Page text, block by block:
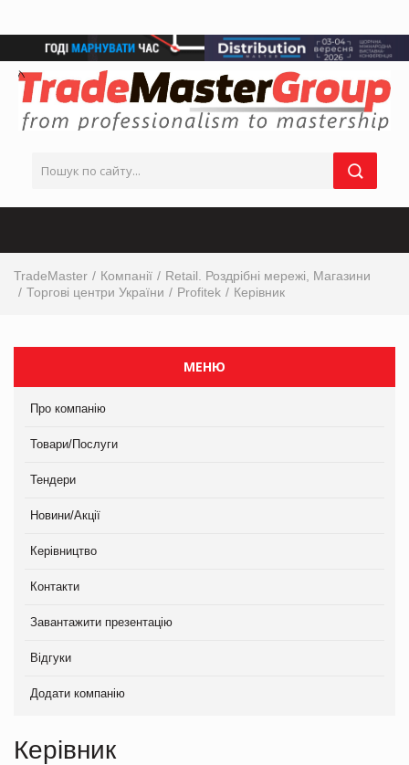
TradeMaster Компанії
Retail. Роздрібні мережі, Магазини
Торгові центри України
Profitek Керівник
МЕНЮ
Про компанію
Товари/Послуги
Тендери
Новини/Акції
Керівництво
Контакти
Завантажити презентацію
Відгуки
Додати компанію
Керівник